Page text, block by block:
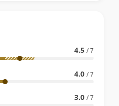
4.5 / 7
4.0 / 7
3.0 / 7